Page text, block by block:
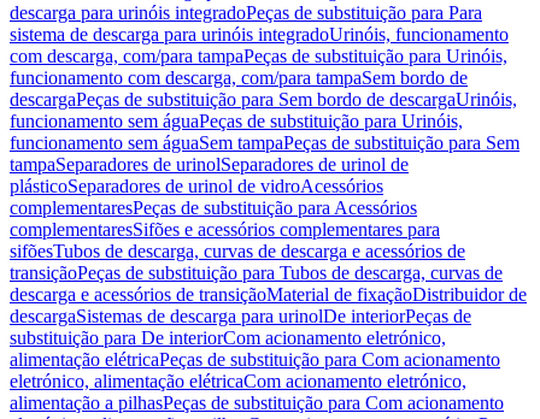
descarga para urinóis integradoPeças de substituição para Para
sistema de descarga para urinóis integradoUrinóis, funcionamento
com descarga, com/para tampaPeças de substituição para Urinóis,
funcionamento com descarga, com/para tampaSem bordo de
descargaPeças de substituição para Sem bordo de descargaUrinóis,
funcionamento sem águaPeças de substituição para Urinóis,
funcionamento sem águaSem tampaPeças de substituição para Sem
tampaSeparadores de urinolSeparadores de urinol de
plásticoSeparadores de urinol de vidroAcessórios
complementaresPeças de substituição para Acessórios
complementaresSifões e acessórios complementares para
sifõesTubos de descarga, curvas de descarga e acessórios de
transiçãoPeças de substituição para Tubos de descarga, curvas de
descarga e acessórios de transiçãoMaterial de fixaçãoDistribuidor de
descargaSistemas de descarga para urinolDe interiorPeças de
substituição para De interiorCom acionamento eletrónico,
alimentação elétricaPeças de substituição para Com acionamento
eletrónico, alimentação elétricaCom acionamento eletrónico,
alimentação a pilhasPeças de substituição para Com acionamento